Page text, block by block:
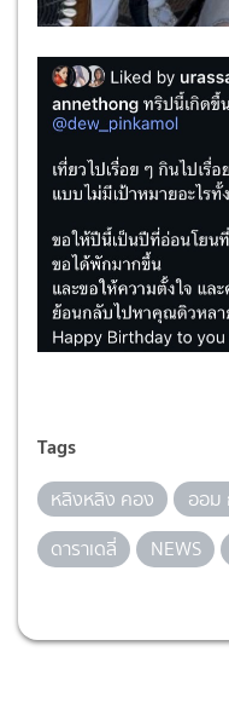
Tags
หลิงหลิง คอง ออ
ดาราเดลี่
NEWS